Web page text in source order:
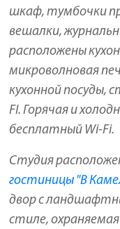
шкаф, тумбочки
вешалки,
расположены
микроволновая
кухонной посуды,
FI. Горячая и
бесплатный Wi-Fi.
Студия
гостиницы "В
двор с
стиле,